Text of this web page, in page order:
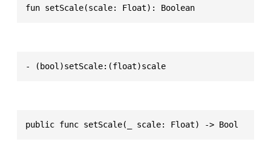
fun setScale(scale: Float): Boolean
- (bool)setScale:(float)scale
public func setScale(_ scale: Float) -> Bool